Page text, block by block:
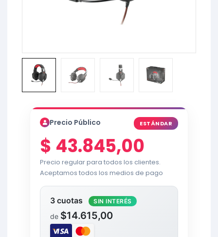
Precio Público ESTÁNDAR
$ 43.845,00
Precio regular para todos los clientes.
Aceptamos todos los medios de pago
3 cuotas SIN INTERÉS
de $14.615,00